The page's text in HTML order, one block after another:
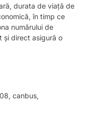
durata de viață de
în timp ce
numărului de
și direct asigură o
canbus,